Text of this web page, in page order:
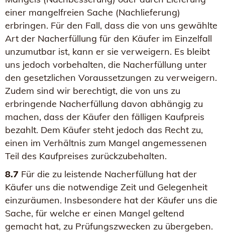
einer mangelfreien Sache (Nachlieferung)
erbringen. Für den Fall, dass die von uns gewählte
Art der Nacherfüllung für den Käufer im Einzelfall
unzumutbar ist, kann er sie verweigern. Es bleibt
uns jedoch vorbehalten, die Nacherfüllung unter
den gesetzlichen Voraussetzungen zu verweigern.
Zudem sind wir berechtigt, die von uns zu
erbringende Nacherfüllung davon abhängig zu
machen, dass der Käufer den fälligen Kaufpreis
bezahlt. Dem Käufer steht jedoch das Recht zu,
einen im Verhältnis zum Mangel angemessenen
Teil des Kaufpreises zurückzubehalten.
8.7 Für die zu leistende Nacherfüllung hat der
Käufer uns die notwendige Zeit und Gelegenheit
einzuräumen. Insbesondere hat der Käufer uns die
Sache, für welche er einen Mangel geltend
gemacht hat, zu Prüfungszwecken zu übergeben.